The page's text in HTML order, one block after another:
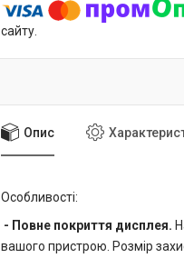
сайту.
Опис
Особливості:
- Повне покриття дисплея.
вашого пристрою. Розмір